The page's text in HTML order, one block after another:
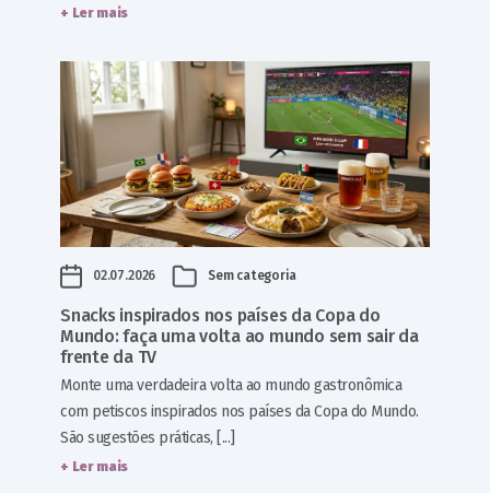
+ Ler mais
02.07.2026 Sem categoria
Snacks inspirados nos países da Copa do
Mundo: faça uma volta ao mundo sem sair da
frente da TV
Monte uma verdadeira volta ao mundo gastronômica
com petiscos inspirados nos países da Copa do Mundo.
São sugestões práticas, [...]
+ Ler mais